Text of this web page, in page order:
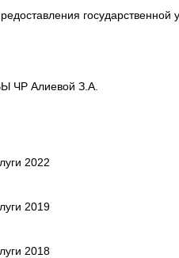
государственной
ЧР Алиевой З.А.
2022
2019
2018